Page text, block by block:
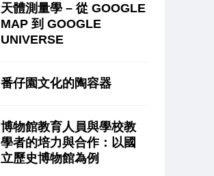
天體測量學 – 從 GOOGLE
MAP 到 GOOGLE
UNIVERSE
番仔園文化的陶容器
博物館教育人員與學校教
學者的培力與合作：以國
立歷史博物館為例